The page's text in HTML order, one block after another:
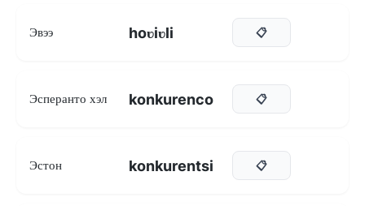
Эвээ hoʋiʋli 📋
Эсперанто хэл konkurenco 📋
Эстон konkurentsi 📋